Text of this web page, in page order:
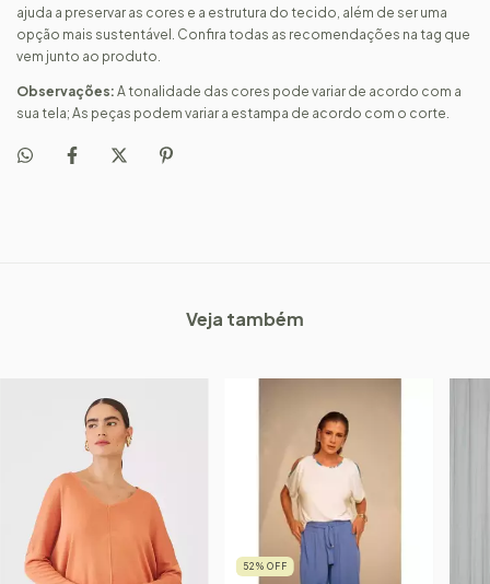
ajuda a preservar as cores e a estrutura do tecido, além de ser uma
opção mais sustentável. Confira todas as recomendações na tag que
vem junto ao produto.
Observações: A tonalidade das cores pode variar de acordo com a
sua tela; As peças podem variar a estampa de acordo com o corte.
Veja também
52 % OFF